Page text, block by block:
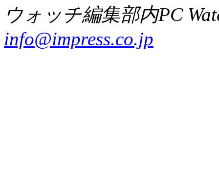
ウォッチ編集部内PC
info@impress.co.jp